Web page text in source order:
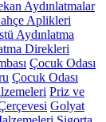
Aydınlatmalar
Aplikleri
Aydınlatma
Direkleri
Çocuk Odası
Çocuk Odası
Priz ve
Golyat